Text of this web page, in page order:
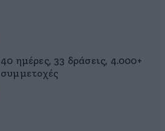
40 ημέρες, 33 δράσεις, 4.000+
συμμετοχές